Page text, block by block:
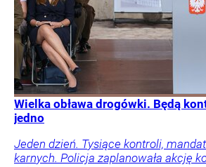
Wielka obława drogówki. Będą
jedno
Jeden dzień. Tysiące kontroli,
karnych. Policja zaplanowała akcję